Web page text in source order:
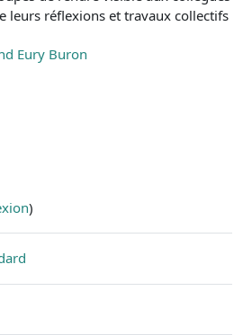
leurs réflexions et travaux collectifs
Eury Buron
)